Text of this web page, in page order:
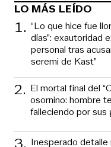
LO MÁS LEÍDO
1. “Lo que hice fue
días”: exautoridad
personal tras
seremi de Kast”
2. El mortal final del
osornino: hombre
falleciendo por sus
Inesperado detalle